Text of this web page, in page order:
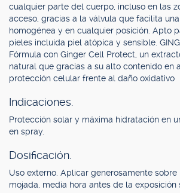
cualquier parte del cuerpo, incluso en las
acceso, gracias a la válvula que facilita
homogénea y en cualquier posición. Apto
pieles incluida piel atópica y sensible.
Fórmula con Ginger Cell Protect, un
natural que gracias a su alto contenido en
protección celular frente al daño oxidativo
Indicaciones.
Protección solar y máxima hidratación en
en spray.
Dosificación.
Uso externo. Aplicar generosamente
mojada, media hora antes de la exposición